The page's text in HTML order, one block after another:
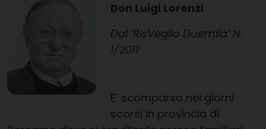
Don Luigi Lorenzi
Dal ‘RisVeglio Duemila’ N.
1/2011
E’ scomparso nei giorni
scorsi in provincia di